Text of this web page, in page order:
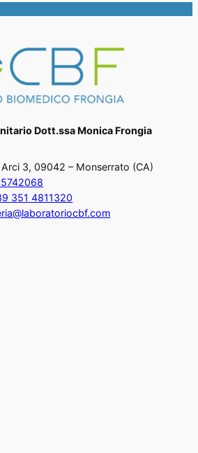
Dott.ssa Monica Frongia
3, 09042 – Monserrato (CA)
351 4811320